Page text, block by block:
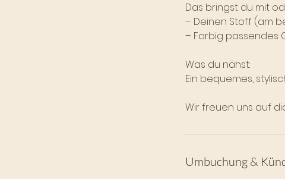
Das bringst du mit
– Deinen Stoff (am
– Farbig passendes
Was du nähst:
Ein bequemes,
Wir freuen uns auf
Umbuchung &